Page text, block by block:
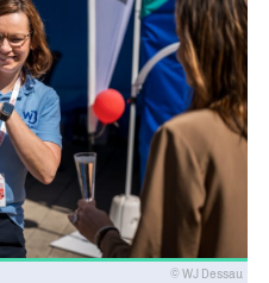
© WJ Dessau